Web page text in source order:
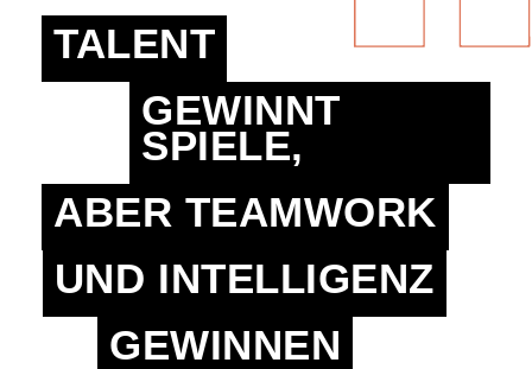
TALENT
GEWINNT
SPIELE,
ABER TEAMWORK
UND INTELLIGENZ
GEWINNEN